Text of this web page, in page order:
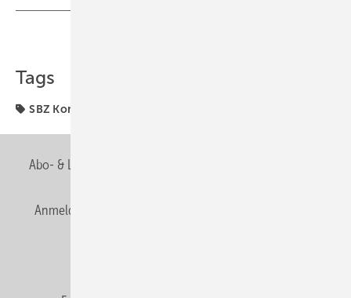
Tags
SBZ Kommentar
Abo- & Leserservice
Anmelden